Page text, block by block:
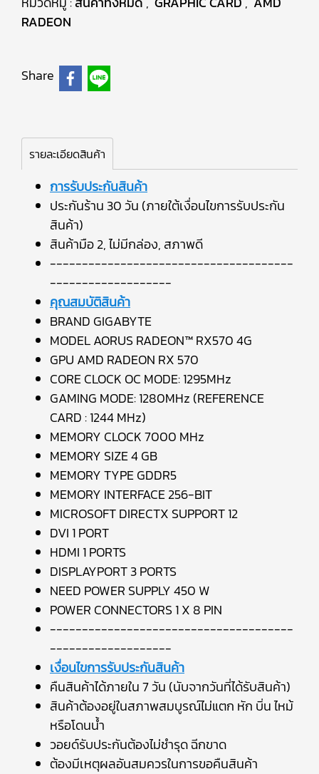
RADEON
Share
รายละเอียดสินค้า
การรับประกันสินค้า
ประกันร้าน 30 วัน (ภายใต้เงื่อนไขการรับประกัน
สินค้า)
สินค้ามือ 2, ไม่มีกล่อง, สภาพดี
--------------------------------------
-------------------
คุณสมบัติสินค้า
BRAND GIGABYTE
MODEL AORUS RADEON™ RX570 4G
GPU AMD RADEON RX 570
CORE CLOCK OC MODE: 1295MHz
GAMING MODE: 1280MHz (REFERENCE
CARD : 1244 MHz)
MEMORY CLOCK 7000 MHz
MEMORY SIZE 4 GB
MEMORY TYPE GDDR5
MEMORY INTERFACE 256-BIT
MICROSOFT DIRECTX SUPPORT 12
DVI 1 PORT
HDMI 1 PORTS
DISPLAYPORT 3 PORTS
NEED POWER SUPPLY 450 W
POWER CONNECTORS 1 X 8 PIN
--------------------------------------
-------------------
เงื่อนไขการรับประกันสินค้า
คืนสินค้าได้ภายใน 7 วัน (นับจากวันที่ได้รับสินค้า)
สินค้าต้องอยู่ในสภาพสมบูรณ์ไม่แตก หัก บิ่น ไหม้
หรือโดนน้ำ
วอยด์รับประกันต้องไม่ชำรุด ฉีกขาด
ต้องมีเหตุผลอันสมควรในการขอคืนสินค้า